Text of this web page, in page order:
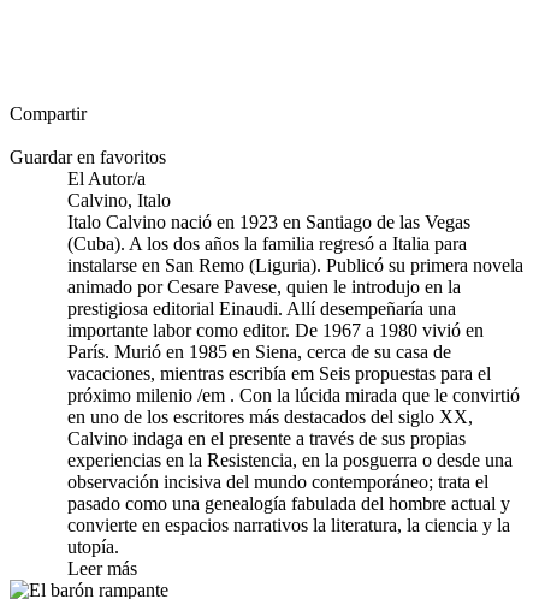
Compartir
Guardar en favoritos
El Autor/a
Calvino, Italo
Italo Calvino nació en 1923 en Santiago de las Vegas
(Cuba). A los dos años la familia regresó a Italia para
instalarse en San Remo (Liguria). Publicó su primera novela
animado por Cesare Pavese, quien le introdujo en la
prestigiosa editorial Einaudi. Allí desempeñaría una
importante labor como editor. De 1967 a 1980 vivió en
París. Murió en 1985 en Siena, cerca de su casa de
vacaciones, mientras escribía em Seis propuestas para el
próximo milenio /em . Con la lúcida mirada que le convirtió
en uno de los escritores más destacados del siglo XX,
Calvino indaga en el presente a través de sus propias
experiencias en la Resistencia, en la posguerra o desde una
observación incisiva del mundo contemporáneo; trata el
pasado como una genealogía fabulada del hombre actual y
convierte en espacios narrativos la literatura, la ciencia y la
utopía.
Leer más